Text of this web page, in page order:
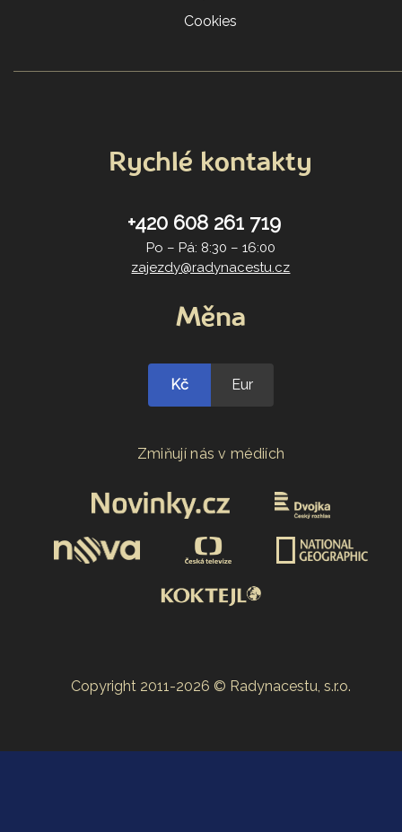
Cookies
Rychlé kontakty
+420 608 261 719
Po – Pá: 8:30 – 16:00
zajezdy@radynacestu.cz
Měna
Kč Eur
Zmiňují nás v médiích
Copyright 2011-2026 © Radynacestu, s.r.o.